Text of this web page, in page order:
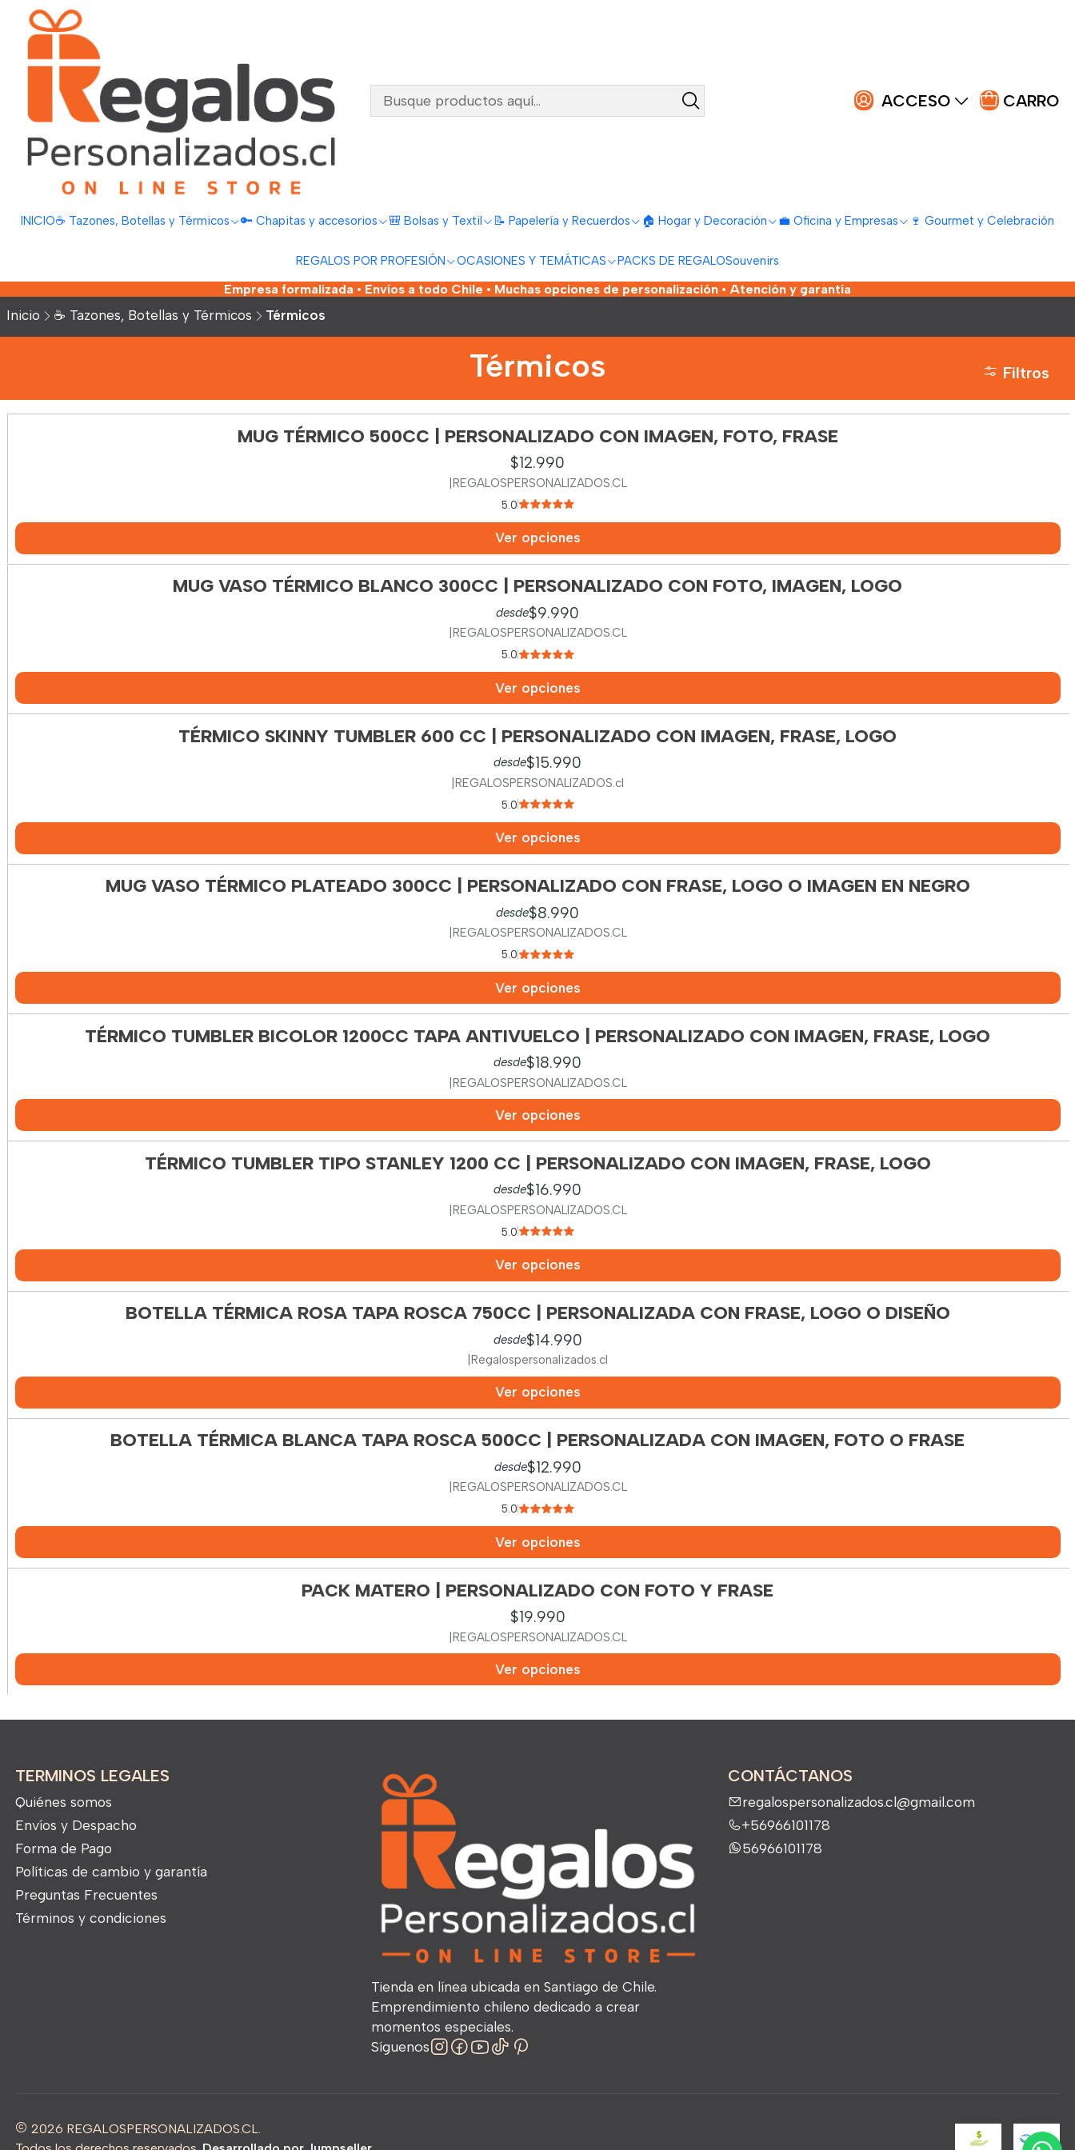
ACCESO CARRO
INICIO☕ Tazones, Botellas y Térmicos 🔑 Chapitas y accesorios 🎒 Bolsas y Textil 📝 Papelería y Recuerdos 🏠 Hogar y Decoración 💼 Oficina y Empresas 🍷 Gourmet y Celebración
REGALOS POR PROFESIÓN OCASIONES Y TEMÁTICAS PACKS DE REGALOSouvenirs
Empresa formalizada • Envíos a todo Chile • Muchas opciones de personalización • Atención y garantía
Inicio ☕ Tazones, Botellas y Térmicos Térmicos
Térmicos Filtros
MUG TÉRMICO 500CC | PERSONALIZADO CON IMAGEN, FOTO, FRASE
$12.990
REGALOSPERSONALIZADOS.CL
5.0
Ver opciones
MUG VASO TÉRMICO BLANCO 300CC | PERSONALIZADO CON FOTO, IMAGEN, LOGO
desde$9.990
REGALOSPERSONALIZADOS.CL
5.0
Ver opciones
TÉRMICO SKINNY TUMBLER 600 CC | PERSONALIZADO CON IMAGEN, FRASE, LOGO
desde$15.990
REGALOSPERSONALIZADOS.cl
5.0
Ver opciones
MUG VASO TÉRMICO PLATEADO 300CC | PERSONALIZADO CON FRASE, LOGO O IMAGEN EN NEGRO
desde$8.990
REGALOSPERSONALIZADOS.CL
5.0
Ver opciones
TÉRMICO TUMBLER BICOLOR 1200CC TAPA ANTIVUELCO | PERSONALIZADO CON IMAGEN, FRASE, LOGO
desde$18.990
REGALOSPERSONALIZADOS.CL
Ver opciones
TÉRMICO TUMBLER TIPO STANLEY 1200 CC | PERSONALIZADO CON IMAGEN, FRASE, LOGO
desde$16.990
REGALOSPERSONALIZADOS.CL
5.0
Ver opciones
BOTELLA TÉRMICA ROSA TAPA ROSCA 750CC | PERSONALIZADA CON FRASE, LOGO O DISEÑO
desde$14.990
Regalospersonalizados.cl
Ver opciones
BOTELLA TÉRMICA BLANCA TAPA ROSCA 500CC | PERSONALIZADA CON IMAGEN, FOTO O FRASE
desde$12.990
REGALOSPERSONALIZADOS.CL
5.0
Ver opciones
PACK MATERO | PERSONALIZADO CON FOTO Y FRASE
$19.990
REGALOSPERSONALIZADOS.CL
Ver opciones
TERMINOS LEGALES
Quiénes somos
Envíos y Despacho
Forma de Pago
Políticas de cambio y garantía
Preguntas Frecuentes
Términos y condiciones
Tienda en línea ubicada en Santiago de Chile.
Emprendimiento chileno dedicado a crear
momentos especiales.
Síguenos
CONTÁCTANOS
regalospersonalizados.cl@gmail.com
+56966101178
56966101178
2026 REGALOSPERSONALIZADOS.CL.